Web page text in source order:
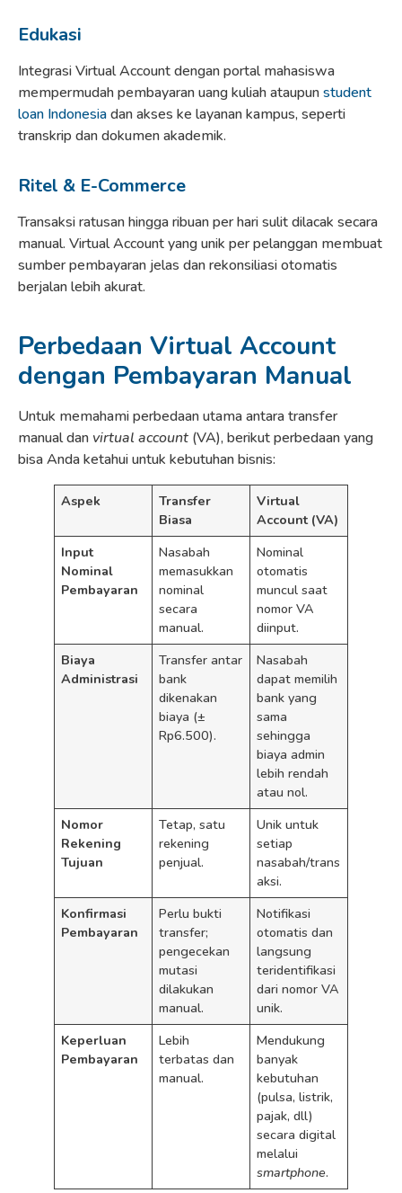
Edukasi
Integrasi Virtual Account dengan portal mahasiswa
mempermudah pembayaran uang kuliah ataupunstudent
loan Indonesiadan akses ke layanan kampus, seperti
transkrip dan dokumen akademik.
Ritel & E-Commerce
Transaksi ratusan hingga ribuan per hari sulit dilacak secara
manual. Virtual Account yang unik per pelanggan membuat
sumber pembayaran jelas dan rekonsiliasi otomatis
berjalan lebih akurat.
Perbedaan Virtual Account
dengan Pembayaran Manual
Untuk memahami perbedaan utama antara transfer
manual dan virtual account (VA), berikut perbedaan yang
bisa Anda ketahui untuk kebutuhan bisnis:
Aspek
Transfer
Biasa
Virtual
Account (VA)
Input
Nominal
Pembayaran
Nasabah
memasukkan
nominal
secara
manual.
Nominal
otomatis
muncul saat
nomor VA
diinput.
Biaya
Administrasi
Transfer antar
bank
dikenakan
biaya (±
Rp6.500).
Nasabah
dapat memilih
bank yang
sama
sehingga
biaya admin
lebih rendah
atau nol.
Nomor
Rekening
Tujuan
Tetap, satu
rekening
penjual.
Unik untuk
setiap
nasabah/trans
aksi.
Konfirmasi
Pembayaran
Perlu bukti
transfer;
pengecekan
mutasi
dilakukan
manual.
Notifikasi
otomatis dan
langsung
teridentifikasi
dari nomor VA
unik.
Keperluan
Pembayaran
Lebih
terbatas dan
manual.
Mendukung
banyak
kebutuhan
(pulsa, listrik,
pajak, dll)
secara digital
melalui
smartphone.